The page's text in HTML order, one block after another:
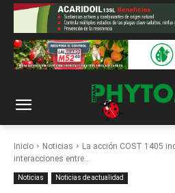
Inicio Noticias
La acción COST 1405
interacciones entre...
Noticias Noticias de actualidad